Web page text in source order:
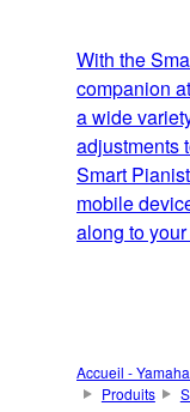
With the
companion
a wide
adjustments
Smart
mobile
along to
Accueil -
Produits